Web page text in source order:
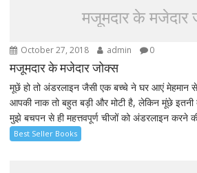
मजूमदार के मजेदार
October 27, 2018 admin 0
मजूमदार के मजेदार जोक्स
मूछें हो तो अंडरलाइन जैसी एक बच्चे ने घर आएं मेहमान से
आपकी नाक तो बहुत बड़ी और मोटी है, लेकिन मूंछे इतनी
मुझे बचपन से ही महत्तवपूर्ण चीजों को अंडरलाइन करने
Best Seller Books